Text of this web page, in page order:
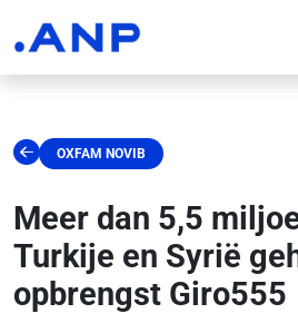
OXFAM NOVIB
Meer dan 5,5
Turkije en Syrië
opbrengst Giro555